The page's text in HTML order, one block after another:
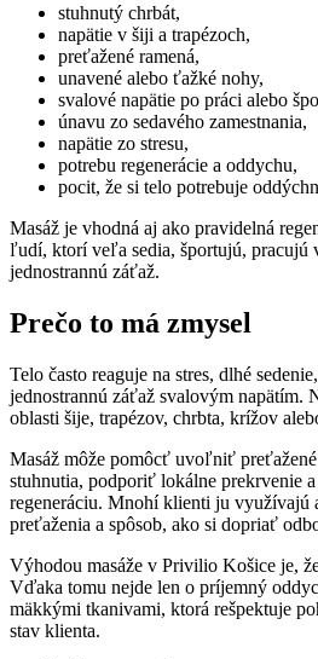
stuhnutý chrbát,
napätie v šiji a trapézoch,
preťažené ramená,
unavené alebo ťažké nohy,
svalové napätie po práci alebo
únavu zo sedavého zamestnania,
napätie zo stresu,
potrebu regenerácie a oddychu,
pocit, že si telo potrebuje
Masáž je vhodná aj ako pravidelná
ľudí, ktorí veľa sedia, športujú, pracujú
jednostrannú záťaž.
Prečo to má zmysel
Telo často reaguje na stres, dlhé
jednostrannú záťaž svalovým napätím.
oblasti šije, trapézov, chrbta, krížov
Masáž môže pomôcť uvoľniť
stuhnutia, podporiť lokálne prekrvenie
regeneráciu. Mnohí klienti ju využívajú
preťaženia a spôsob, ako si dopriať
Výhodou masáže v Privilio Košice je,
Vďaka tomu nejde len o príjemný
mäkkými tkanivami, ktorá rešpektuje
stav klienta.